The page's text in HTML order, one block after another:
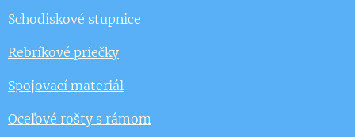
Schodiskové stupnice
Rebríkové priečky
Spojovací materiál
Oceľové rošty s rámom